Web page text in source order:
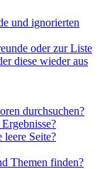
und ignorierten
oder zur Liste
diese wieder aus
durchsuchen?
leere Seite?
Themen finden?